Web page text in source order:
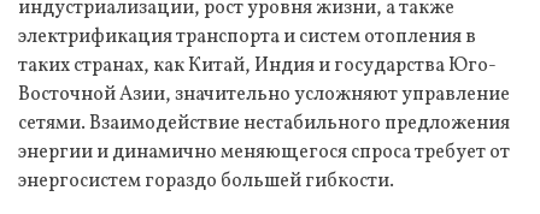
индустриализации, рост уровня жизни, а также
электрификация транспорта и систем отопления в
таких странах, как Китай, Индия и государства Юго-
Восточной Азии, значительно усложняют управление
сетями. Взаимодействие нестабильного предложения
энергии и динамично меняющегося спроса требует от
энергосистем гораздо большей гибкости.